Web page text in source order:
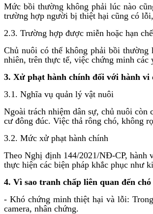
Mức bồi thường không phải lúc nào
trường hợp người bị thiệt hại cũng có
2.3. Trường hợp được miễn hoặc hạn
Chủ nuôi có thể không phải bồi
nhiên, trên thực tế, việc chứng minh
3. Xử phạt hành chính đối với hành vi
3.1. Nghĩa vụ quản lý vật nuôi
Ngoài trách nhiệm dân sự, chủ nuôi
cư đông đúc. Việc thả rông chó, không
3.2. Mức xử phạt hành chính
Theo Nghị định 144/2021/NĐ-CP, hành
thực hiện các biện pháp khắc phục như
4. Vì sao tranh chấp liên quan đến
- Khó chứng minh thiệt hại và lỗi:
camera, nhân chứng.